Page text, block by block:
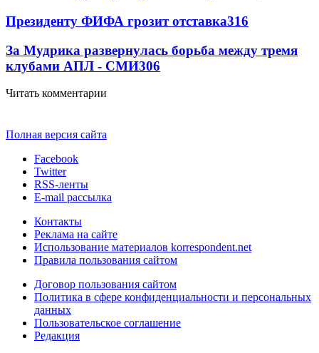
Президенту ФИФА грозит отставка316
За Мудрика развернулась борьба между тремя
клубами АПЛ - СМИ306
Читать комментарии
Полная версия сайта
Facebook
Twitter
RSS-ленты
E-mail рассылка
Контакты
Реклама на сайте
Использование материалов korrespondent.net
Правила пользования сайтом
Договор пользования сайтом
Политика в сфере конфиденциальности и персональных
данных
Пользовательское соглашение
Редакция